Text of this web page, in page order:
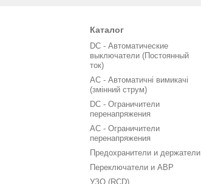
Каталог
DC - Автоматические
выключатели (Постоянный
ток)
AC - Автоматичні вимикачі
(змінний струм)
DC - Ограничители
перенапряжения
AC - Ограничители
перенапряжения
Предохранители и держатели
Переключатели и АВР
УЗО (RCD)